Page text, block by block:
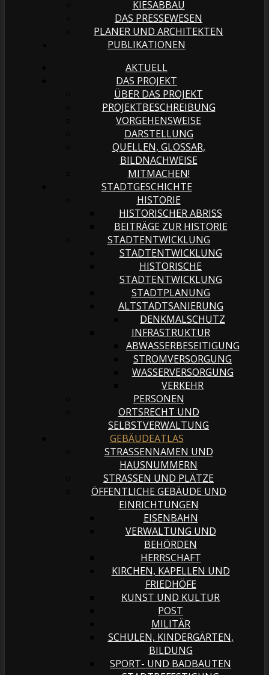
KIESABBAU
DAS PRESSEWESEN
PLANER UND ARCHITEKTEN
PUBLIKATIONEN
AKTUELL
DAS PROJEKT
ÜBER DAS PROJEKT
PROJEKTBESCHREIBUNG
VORGEHENSWEISE
DARSTELLUNG
QUELLEN, GLOSSAR,
BILDNACHWEISE
MITMACHEN!
STADTGESCHICHTE
HISTORIE
HISTORISCHER ABRISS
BEITRÄGE ZUR HISTORIE
STADTENTWICKLUNG
STADTENTWICKLUNG
HISTORISCHE
STADTENTWICKLUNG
STADTPLANUNG
ALTSTADTSANIERUNG
DENKMALSCHUTZ
INFRASTRUKTUR
ABWASSERBESEITIGUNG
STROMVERSORGUNG
WASSERVERSORGUNG
VERKEHR
PERSONEN
ORTSRECHT UND
SELBSTVERWALTUNG
GEBÄUDEATLAS
STRASSENNAMEN UND H
AUSNUMMERN
STRASSEN UND PLÄTZE
ÖFFENTLICHE GEBÄUDE UND
EINRICHTUNGEN
EISENBAHN
VERWALTUNG UND
BEHÖRDEN
HERRSCHAFT
KIRCHEN, KAPELLEN UND
FRIEDHÖFE
KUNST UND KULTUR
POST
MILITÄR
SCHULEN, KINDERGÄRTEN,
BILDUNG
SPORT- UND BADBAUTEN